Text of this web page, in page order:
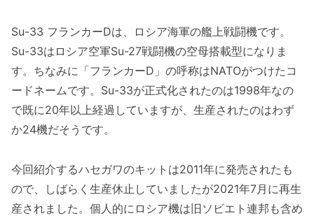
Su-33 フランカーDは、ロシア海軍の艦上戦闘機です。
Su-33はロシア空軍Su-27戦闘機の空母搭載型になりま
す。ちなみに「フランカーD」の呼称はNATOがつけたコ
ードネームです。Su-33が正式化されたのは1998年なの
で既に20年以上経過していますが、生産されたのはわず
か24機だそうです。
今回紹介するハセガワのキットは2011年に発売されたも
ので、しばらく生産休止していましたが2021年7月に再生
産されました。個人的にロシア機は旧ソビエト連邦も含め